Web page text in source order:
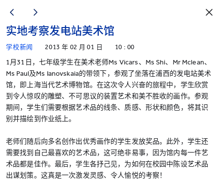
实地考察发电站美术馆
学校新闻 2013 年 02 月 01 日 10 : 00
1月31日，七年级学生在美术老师Ms Vicars、Ms Shi、Mr Mclean、
Ms Paul及Ms Ianovskaia的带领下，参观了坐落在浦西的发电站美术
馆，即上海当代艺术博物馆。在这次令人兴奋的旅程中，学生欣赏
到令人惊叹的雕塑、不可思议的装置艺术和美不胜收的画作。参观
期间，学生们需要根据艺术品的线条、质感、形状和颜色，将其识
别并描绘到作业纸上。
老师们随后向多名创作出优秀画作的学生发放奖品。此外，学生还
需要找到自己最喜欢的艺术品，这可绝非易事，因为馆内每一件艺
术品都是佳作。最后，学生各抒己见，为如何在校园中陈设艺术品
出谋划策。这真是一次激发灵感、令人愉悦的考察！